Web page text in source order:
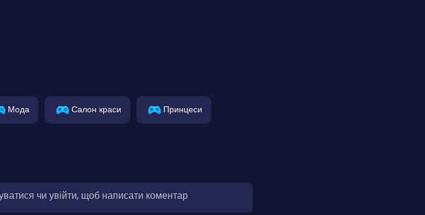
Мода Салон краси Принцеси
чи увійти, щоб написати коментар